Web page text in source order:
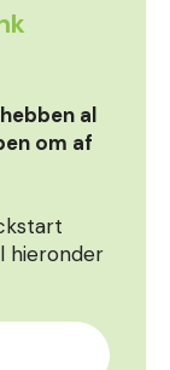
al
om af
hieronder